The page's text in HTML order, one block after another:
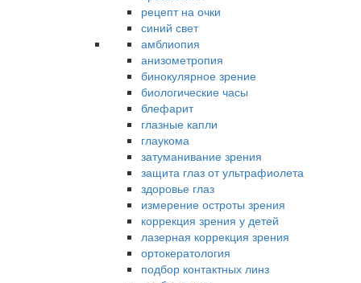
рецепт на очки
синий свет
амблиопия
анизометропия
бинокулярное зрение
биологические часы
блефарит
глазные капли
глаукома
затуманивание зрения
защита глаз от ультрафиолета
здоровье глаз
измерение остроты зрения
коррекция зрения у детей
лазерная коррекция зрения
ортокератология
подбор контактных линз